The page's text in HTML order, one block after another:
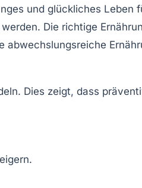
und glückliches Leben
Die richtige
abwechslungsreiche
Dies zeigt, dass